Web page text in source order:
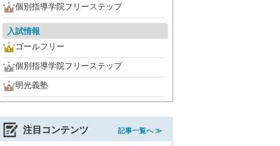
個別指導学院フリーステップ
入試情報
ゴールフリー
個別指導学院フリーステップ
明光義塾
注目コンテンツ 記事一覧へ ≫